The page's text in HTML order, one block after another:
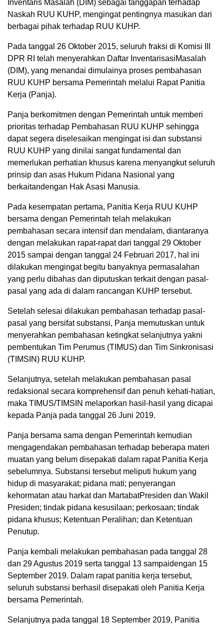
Inventaris Masalah (DIM) sebagai tanggapan terhadap
Naskah RUU KUHP, mengingat pentingnya masukan dari
berbagai pihak terhadap RUU KUHP.
Pada tanggal 26 Oktober 2015, seluruh fraksi di Komisi III
DPR RI telah menyerahkan Daftar InventarisasiMasalah
(DIM), yang menandai dimulainya proses pembahasan
RUU KUHP bersama Pemerintah melalui Rapat Panitia
Kerja (Panja).
Panja berkomitmen dengan Pemerintah untuk memberi
prioritas terhadap Pembahasan RUU KUHP sehingga
dapat segera diselesaikan mengingat isi dan substansi
RUU KUHP yang dinilai sangat fundamental dan
memerlukan perhatian khusus karena menyangkut seluruh
prinsip dan asas Hukum Pidana Nasional yang
berkaitandengan Hak Asasi Manusia.
Pada kesempatan pertama, Panitia Kerja RUU KUHP
bersama dengan Pemerintah telah melakukan
pembahasan secara intensif dan mendalam, diantaranya
dengan melakukan rapat-rapat dari tanggal 29 Oktober
2015 sampai dengan tanggal 24 Februari 2017, hal ini
dilakukan mengingat begitu banyaknya permasalahan
yang perlu dibahas dan diputuskan terkait dengan pasal-
pasal yang ada di dalam rancangan KUHP tersebut.
Setelah selesai dilakukan pembahasan terhadap pasal-
pasal yang bersifat substansi, Panja memutuskan untuk
menyerahkan pembahasan ketingkat selanjutnya yakni
pembentukan Tim Perumus (TIMUS) dan Tim Sinkronisasi
(TIMSIN) RUU KUHP.
Selanjutnya, setelah melakukan pembahasan pasal
redaksional secara komprehensif dan penuh kehati-hatian,
maka TIMUS/TIMSIN melaporkan hasil-hasil yang dicapai
kepada Panja pada tanggal 26 Juni 2019.
Panja bersama sama dengan Pemerintah kemudian
mengagendakan pembahasan terhadap beberapa materi
muatan yang belum disepakati dalam rapat Panitia Kerja
sebelumnya. Substansi tersebut meliputi hukum yang
hidup di masyarakat; pidana mati; penyerangan
kehormatan atau harkat dan MartabatPresiden dan Wakil
Presiden; tindak pidana kesusilaan; perkosaan; tindak
pidana khusus; Ketentuan Peralihan; dan Ketentuan
Penutup.
Panja kembali melakukan pembahasan pada tanggal 28
dan 29 Agustus 2019 serta tanggal 13 sampaidengan 15
September 2019. Dalam rapat panitia kerja tersebut,
seluruh substansi berhasil disepakati oleh Panitia Kerja
bersama Pemerintah.
Selanjutnya pada tanggal 18 September 2019, Panitia